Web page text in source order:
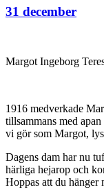
31 december
Margot Ingeborg
1916 medverkade
tillsammans med
vi gör som Margot,
Dagens dam har nu
härliga hejarop och
Hoppas att du hänger